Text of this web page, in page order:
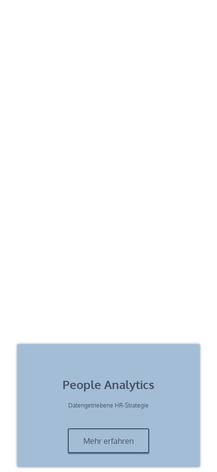
People Analytics
Datengetriebene HR-Strategie
Mehr erfahren